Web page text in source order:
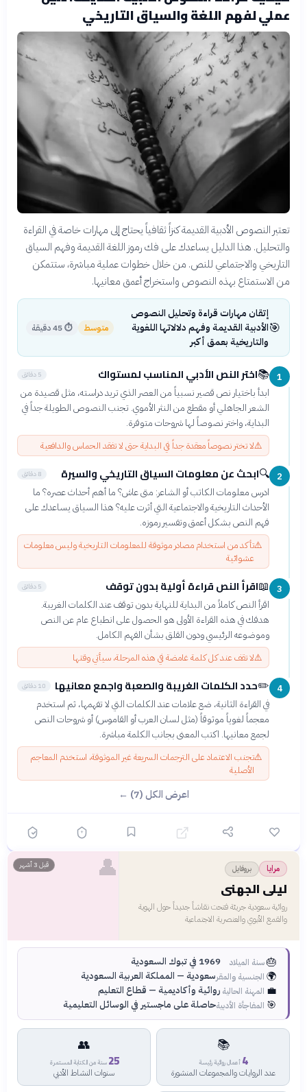
عملي لفهم اللغة والسياق التاريخي
تعتبر النصوص الأدبية القديمة كنزاً ثقافياً يحتاج إلى مهارات خاصة في القراءة
والتحليل. هذا الدليل يساعدك على فك رموز اللغة القديمة وفهم السياق
التاريخي والاجتماعي للنص. من خلال خطوات عملية مباشرة، ستتمكن
من الاستمتاع بهذه النصوص واستخراج أعمق معانيها.
🎯
إتقان مهارات قراءة وتحليل النصوص
الأدبية القديمة وفهم دلالاتها اللغوية
والتاريخية بعمق أكبر
متوسط ⏱45 دقيقة
1
📚اختر النص الأدبي المناسب لمستواك 5 دقائق
ابدأ باختيار نص قصير نسبياً من العصر الذي تريد دراسته، مثل قصيدة من
الشعر الجاهلي أو مقطع من النثر الأموي. تجنب النصوص الطويلة جداً في
البداية، واختر نصوصاً لها شروحات متوفرة.
⚠️لا تختر نصوصاً معقدة جداً في البداية حتى لا تفقد الحماس والدافعية
2
🔍ابحث عن معلومات السياق التاريخي والسيرة 8 دقائق
ادرس معلومات الكاتب أو الشاعر: متى عاش؟ ما أهم أحداث عصره؟ ما
الأحداث التاريخية والاجتماعية التي أثرت عليه؟ هذا السياق يساعدك على
فهم النص بشكل أعمق وتفسير رموزه.
⚠️تأكد من استخدام مصادر موثوقة للمعلومات التاريخية وليس معلومات
عشوائية
3
📖اقرأ النص قراءة أولية بدون توقف 5 دقائق
اقرأ النص كاملاً من البداية للنهاية بدون توقف عند الكلمات الغريبة.
هدفك في هذه القراءة الأولى هو الحصول على انطباع عام عن النص
وموضوعه الرئيسي ودون القلق بشأن الفهم الكامل.
⚠️لا تقف عند كل كلمة غامضة في هذه المرحلة، سيأتي وقتها
4
✏️حدد الكلمات الغريبة والصعبة واجمع معانيها 10 دقائق
في القراءة الثانية، ضع علامات عند الكلمات التي لا تفهمها، ثم استخدم
معجماً لغوياً موثوقاً (مثل لسان العرب أو القاموس) أو شروحات النص
لجمع معانيها. اكتب المعنى بجانب الكلمة مباشرة.
⚠️تجنب الاعتماد على الترجمات السريعة غير الموثوقة، استخدم المعاجم
الأصلية
اعرض الكل (7) ←
مرايا بروفايل
ليلى الجهني
روائية سعودية جريئة فتحت نقاشاً جديداً حول الهوية
والقمع الأبوي والعنصرية الاجتماعية
قبل 3 أشهر 👤
🎂سنة الميلاد 1969 في تبوك السعودية
🌍 الجنسية والمقرسعودية — المملكة العربية السعودية
💼 المهنة الحالية روائية وأكاديمية — قطاع التعليم
🎯 المفاجأة الأدبيةحاصلة على ماجستير في الوسائل التعليمية
📚
4 أعمال روائية رئيسة
عدد الروايات والمجموعات المنشورة
👥
25 سنة من الكتابة المستمرة
سنوات النشاط الأدبي